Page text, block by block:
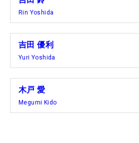
Rin Yoshida
吉田 優利
Yuri Yoshida
木戸 愛
Megumi Kido